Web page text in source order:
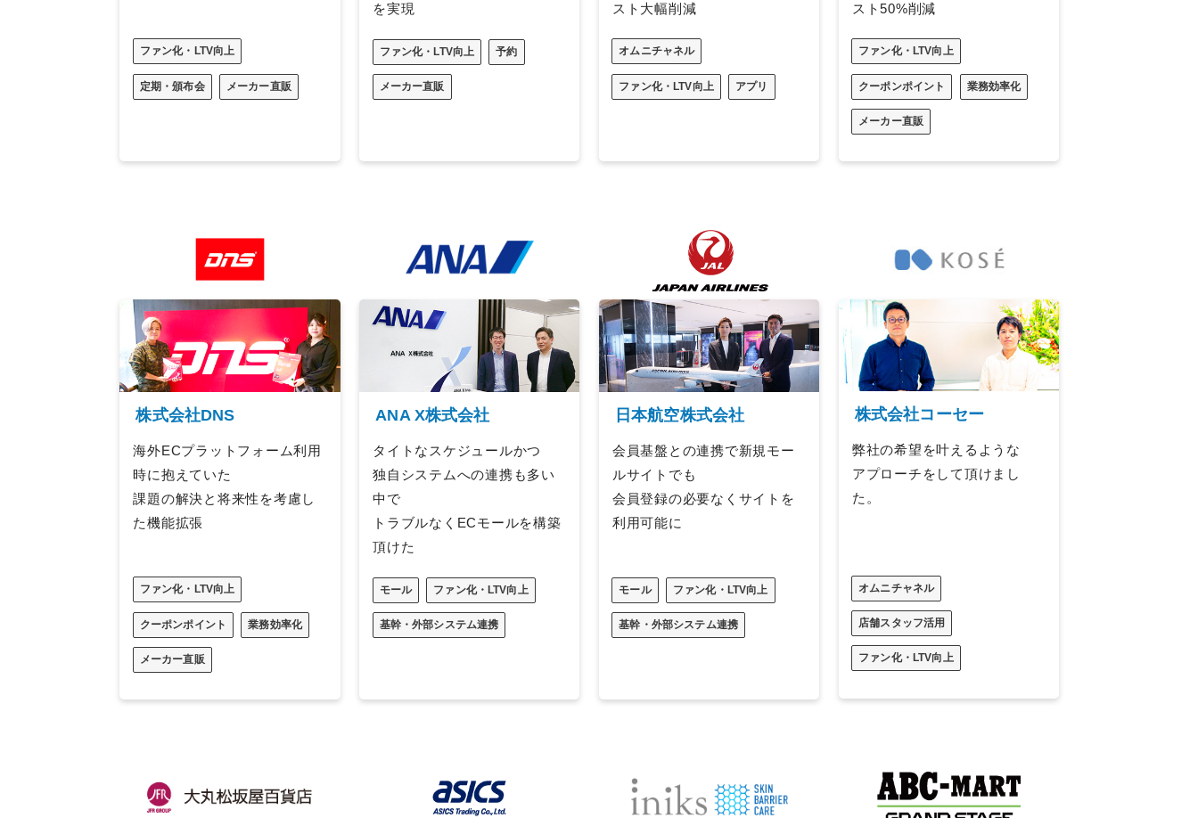
ファン化・LTV向上
定期・頒布会 メーカー直販
を実現
ファン化・LTV向上 予約
メーカー直販
スト大幅削減
オムニチャネル
ファン化・LTV向上 アプリ
スト50%削減
ファン化・LTV向上
クーポンポイント 業務効率化
メーカー直販
株式会社DNS
海外ECプラットフォーム利用
時に抱えていた
課題の解決と将来性を考慮し
た機能拡張
ファン化・LTV向上
クーポンポイント 業務効率化
メーカー直販
ANA X株式会社
タイトなスケジュールかつ
独自システムへの連携も多い
中で
トラブルなくECモールを構築
頂けた
モール ファン化・LTV向上
基幹・外部システム連携
日本航空株式会社
会員基盤との連携で新規モー
ルサイトでも
会員登録の必要なくサイトを
利用可能に
モール ファン化・LTV向上
基幹・外部システム連携
株式会社コーセー
弊社の希望を叶えるような
アプローチをして頂けまし
た。
オムニチャネル
店舗スタッフ活用
ファン化・LTV向上